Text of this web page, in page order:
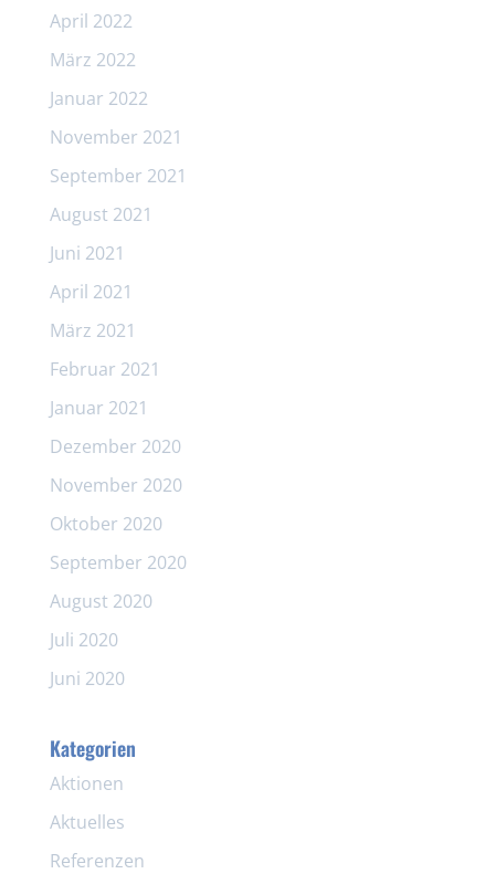
April 2022
März 2022
Januar 2022
November 2021
September 2021
August 2021
Juni 2021
April 2021
März 2021
Februar 2021
Januar 2021
Dezember 2020
November 2020
Oktober 2020
September 2020
August 2020
Juli 2020
Juni 2020
Kategorien
Aktionen
Aktuelles
Referenzen